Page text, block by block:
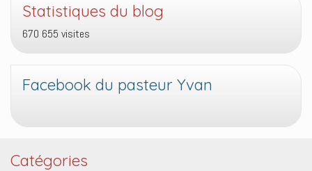
Statistiques du blog
670 655 visites
Facebook du pasteur Yvan
Catégories